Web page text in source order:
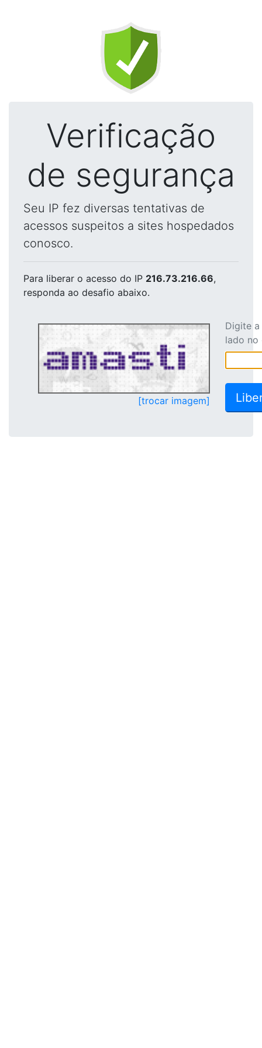
Verificação
de segurança
Seu IP fez diversas tentativas de
acessos suspeitos a sites hospedados
conosco.
Para liberar o acesso do IP 216.73.216.66,
responda ao desafio abaixo.
[trocar imagem]
Digite
lado no